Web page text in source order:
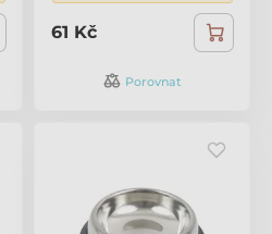
61 Kč
Porovnat